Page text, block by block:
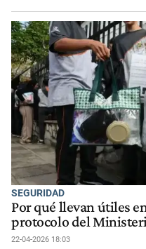
SEGURIDAD
Por qué llevan útiles
protocolo del
22-04-2026 18:03